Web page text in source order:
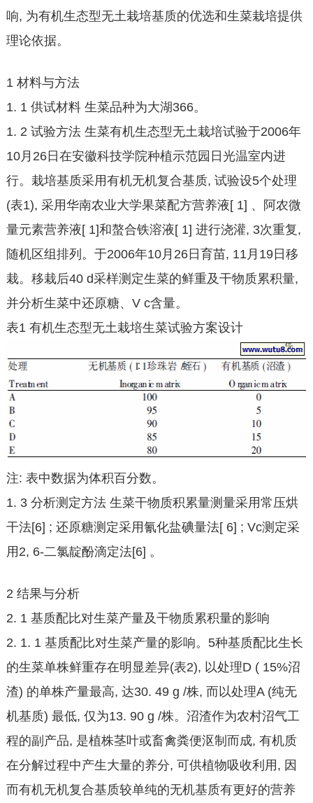
响, 为有机生态型无土栽培基质的优选和生菜栽培提供
理论依据。
1 材料与方法
1. 1 供试材料 生菜品种为大湖366。
1. 2 试验方法 生菜有机生态型无土栽培试验于2006年
10月26日在安徽科技学院种植示范园日光温室内进
行。栽培基质采用有机无机复合基质, 试验设5个处理
(表1), 采用华南农业大学果菜配方营养液[ 1] 、阿农微
量元素营养液[ 1]和螯合铁溶液[ 1] 进行浇灌, 3次重复,
随机区组排列。于2006年10月26日育苗, 11月19日移
栽。移栽后40 d采样测定生菜的鲜重及干物质累积量,
并分析生菜中还原糖、V c含量。
表1 有机生态型无土栽培生菜试验方案设计
注: 表中数据为体积百分数。
1. 3 分析测定方法 生菜干物质积累量测量采用常压烘
干法[6] ; 还原糖测定采用氰化盐碘量法[ 6] ; Vc测定采
用2, 6-二氯靛酚滴定法[6] 。
2 结果与分析
2. 1 基质配比对生菜产量及干物质累积量的影响
2. 1. 1 基质配比对生菜产量的影响。5种基质配比生长
的生菜单株鲜重存在明显差异(表2), 以处理D ( 15%沼
渣) 的单株产量最高, 达30. 49 g /株, 而以处理A (纯无
机基质) 最低, 仅为13. 90 g /株。沼渣作为农村沼气工
程的副产品, 是植株茎叶或畜禽粪便沤制而成, 有机质
在分解过程中产生大量的养分, 可供植物吸收利用, 因
而有机无机复合基质较单纯的无机基质有更好的营养